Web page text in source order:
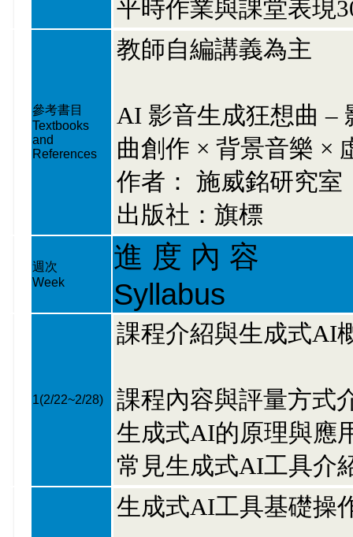
平時作業與課堂表現
參考書目
Textbooks
and
References
教師自編講義為主
AI 影音生成狂想曲 –
曲創作 × 背景音樂 ×
作者： 施威銘研究室
出版社：旗標
週次
Week
進 度 內 容
Syllabus
1(2/22~2/28)
課程介紹與生成式AI
課程內容與評量方式
生成式AI的原理與應
常見生成式AI工具介
生成式AI工具基礎操